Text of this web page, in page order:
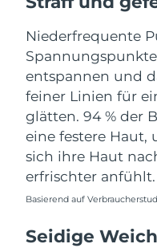
Niederfrequente
entspannen und
feiner Linien für
glätten. 94 % der
eine festere Haut,
sich ihre Haut
erfrischter anfühlt.
Basierend auf
Seidige
Vereinigte
Emirate
Vereinigtes
Königreich
Vereinigte Staaten
Vietnam